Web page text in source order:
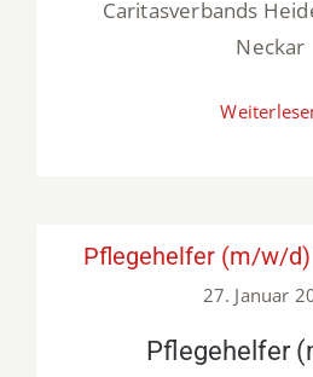
Caritasverbands
Neckar
Pflegehelfer (m/w/
27. Januar
Pflegehelfer